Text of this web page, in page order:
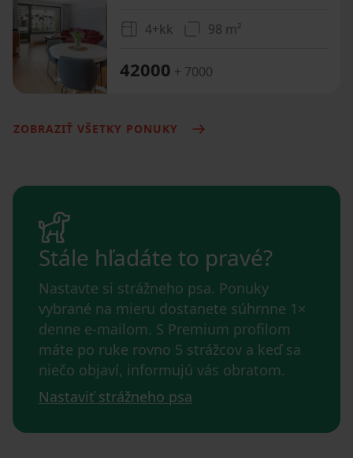
4+kk 98 m²
42000 + 7000
ZOBRAZIŤ VŠETKY PONUKY
Stále hľadáte to pravé?
Nastavte si strážneho psa. Ponuky
vybrané na mieru dostanete súhrnne 1×
denne e-mailom. S Premium profilom
máte po ruke rovno 5 strážcov a keď sa
niečo objaví, informujú vás obratom.
Nastaviť strážneho psa